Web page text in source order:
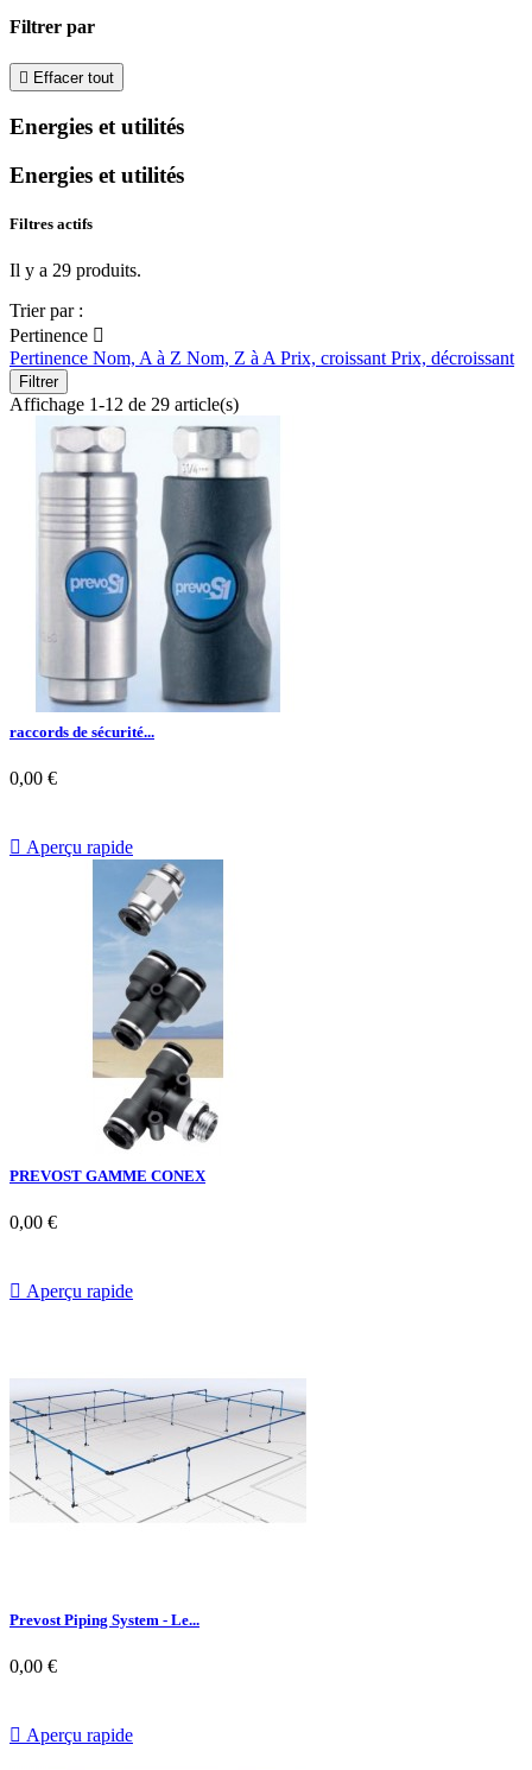
Filtrer par
 Effacer tout
Energies et utilités
Energies et utilités
Filtres actifs
Il y a 29 produits.
Trier par :
Pertinence 
Pertinence Nom, A à Z Nom, Z à A Prix, croissant Prix, décroissant
Filtrer
Affichage 1-12 de 29 article(s)
raccords de sécurité...
0,00 €
 Aperçu rapide
PREVOST GAMME CONEX
0,00 €
 Aperçu rapide
Prevost Piping System - Le...
0,00 €
 Aperçu rapide